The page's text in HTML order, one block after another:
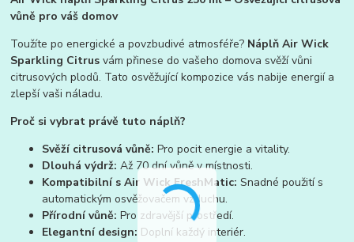
vůně pro váš domov
Toužíte po energické a povzbudivé atmosféře? Náplň Air Wick
Sparkling Citrus vám přinese do vašeho domova svěží vůni
citrusových plodů. Tato osvěžující kompozice vás nabije energií a
zlepší vaši náladu.
Proč si vybrat právě tuto náplň?
Svěží citrusová vůně: Pro pocit energie a vitality.
Dlouhá výdrž: Až 70 dní vůně v místnosti.
Kompatibilní s Air Wick FreshMatic: Snadné použití s
automatickým osvěžovačem vzduchu.
Přírodní vůně: Pro zdravější prostředí.
Elegantní design: Doplní každý interiér.